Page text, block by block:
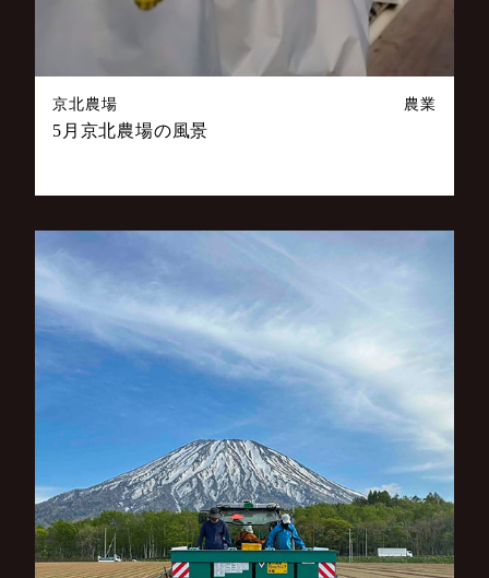
京北農場 農業
5月京北農場の風景